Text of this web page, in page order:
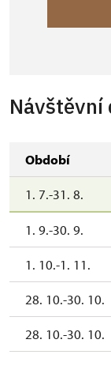
Návštěvní
Období
1. 7.-31. 8.
1. 9.-30. 9.
1. 10.-1. 11.
28. 10.-30. 10.
28. 10.-30. 10.